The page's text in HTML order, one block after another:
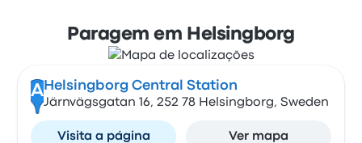
Paragem em Helsingborg
A Helsingborg Central Station
Järnvägsgatan 16, 252 78 Helsingborg, Sweden
Visita a página Ver mapa